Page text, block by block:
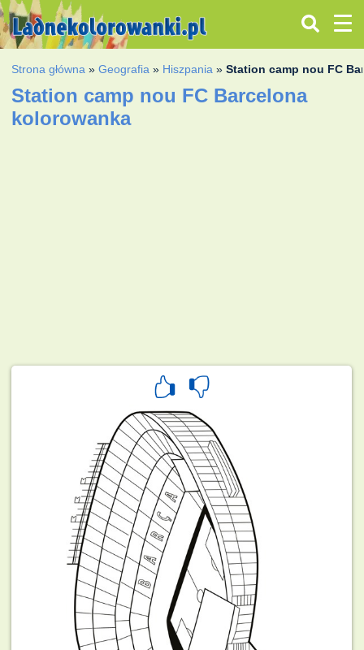
Strona główna »Geografia » Hiszpania »Station camp nou FC
Station camp nou FC Barcelona
kolorowanka